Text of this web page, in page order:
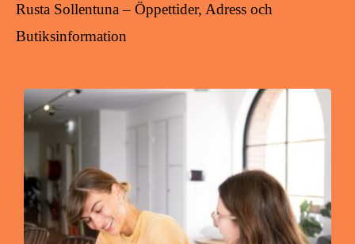
Rusta Sollentuna – Öppettider, Adress och
Butiksinformation